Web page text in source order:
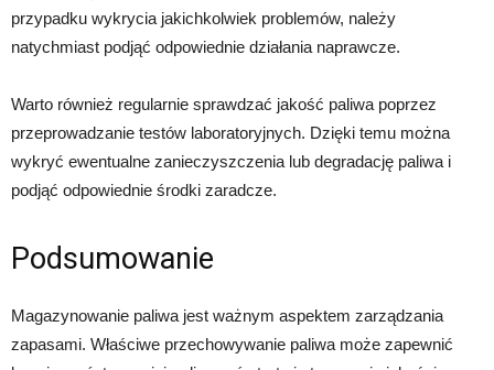
przypadku wykrycia jakichkolwiek problemów, należy
natychmiast podjąć odpowiednie działania naprawcze.
Warto również regularnie sprawdzać jakość paliwa poprzez
przeprowadzanie testów laboratoryjnych. Dzięki temu można
wykryć ewentualne zanieczyszczenia lub degradację paliwa i
podjąć odpowiednie środki zaradcze.
Podsumowanie
Magazynowanie paliwa jest ważnym aspektem zarządzania
zapasami. Właściwe przechowywanie paliwa może zapewnić